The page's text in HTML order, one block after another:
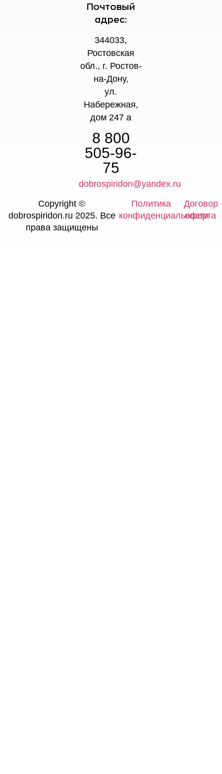
Почтовый
адрес:
344033,
Ростовская
обл., г. Ростов-
на-Дону,
ул.
Набережная,
дом 247 а
8 800
505-96-
75
dobrospiridon@yandex.ru
Copyright ©
dobrospiridon.ru 2025. Все
права защищены
Политика
конфиденциальности
Договор
оферта